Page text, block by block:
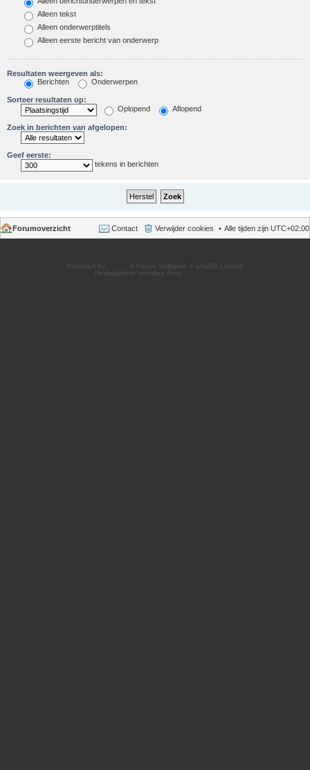
Alleen tekst
Alleen onderwerptitels
Alleen eerste bericht van onderwerp
Resultaten weergeven als:
Berichten
Onderwerpen
Sorteer resultaten op:
Oplopend
Aflopend
Zoek in berichten van afgelopen:
Geef eerste:
tekens in berichten
Forumoverzicht Alle tijden zijn UTC+02:00
Verwijder cookies
Contact
Powered by
® Forum Software © phpBB Limited
Nederlandse vertaling door